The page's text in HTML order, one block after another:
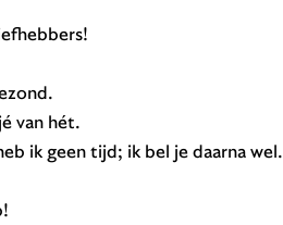
van hét.
ik geen tijd; ik bel je daarna wel.